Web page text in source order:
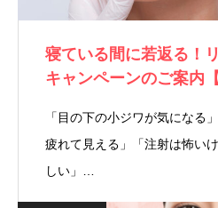
寝ている間に若返る！
キャンペーンのご案内
「目の下の小ジワが気になる
疲れて見える」「注射は怖い
しい」…